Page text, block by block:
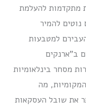
מתקדמות להעלמת
להמיר
למטבעות
ב”ארנקים
מסחר בינלאומיות
מה
את שובל העסקאות